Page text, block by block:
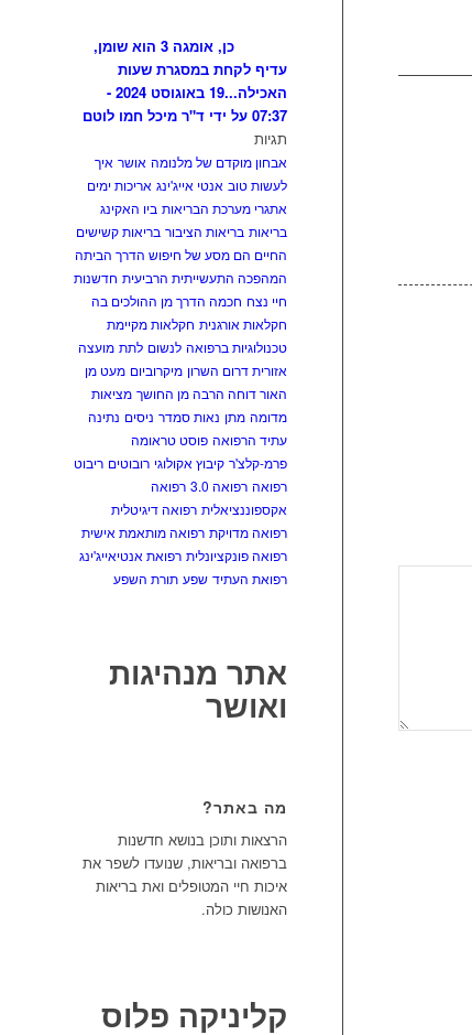
כן, אומגה 3 הוא שומן,
עדיף לקחת במסגרת שעות
האכילה...
19 באוגוסט 2024 -
07:37 על ידי ד"ר מיכל חמו לוטם
תגיות
אבחון מוקדם של מלנומה אושר איך
לעשות טוב אנטי אייג'ינג אריכות ימים
אתגרי מערכת הבריאות ביו האקינג
בריאות בריאות הציבור בריאות קשישים
החיים הם מסע של חיפוש הדרך הביתה
המהפכה התעשייתית הרביעית חדשנות
חיי נצח חכמה הדרך מן ההולכים בה
חקלאות אורגנית חקלאות מקיימת
טכנולוגיות ברפואה לנשום לתת מועצה
אזורית דרום השרון מיקרוביום מעט מן
האור דוחה הרבה מן החושך מציאות
מדומה מתן נאות סמדר ניסים נתינה
עתיד הרפואה פוסט טראומה
פרמ-קלצ'ר קיבוץ אקולוגי רובוטים ריבוט
רפואה רפואה 3.0
רפואה
אקספוננציאלית רפואה דיגיטלית
רפואה מדויקת רפואה מותאמת אישית
רפואה פונקציונלית רפואת אנטיאייג'ינג
רפואת העתיד שפע תורת השפע
אתר מנהיגות
ואושר
מה באתר?
הרצאות ותוכן בנושא חדשנות
ברפואה ובריאות, שנועדו לשפר את
איכות חיי המטופלים ואת בריאות
האנושות כולה.
קליניקה פלוס